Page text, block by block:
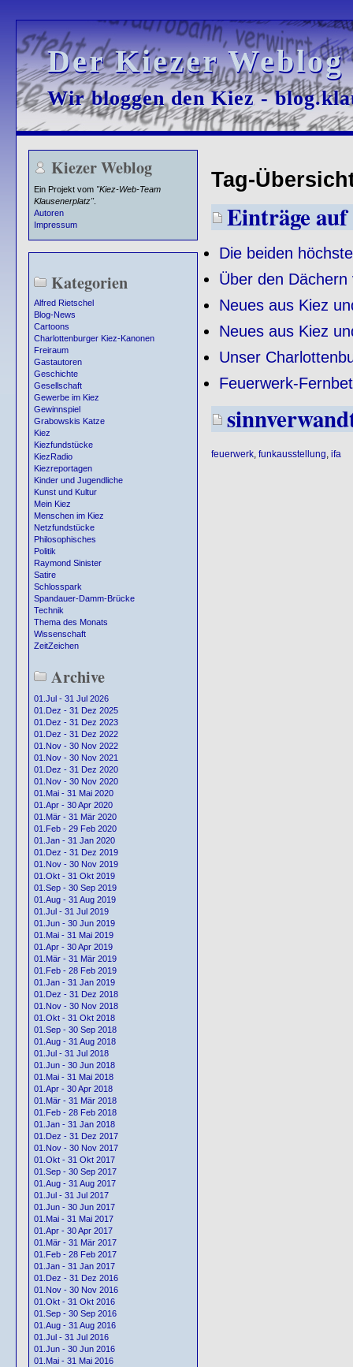
Der Kiezer
Der Kiezer
Wir bloggen den Kiez -
Wir bloggen den Kiez -
Kiezer Weblog
Ein Projekt vom "Kiez-Web-Team
Klausenerplatz".
Autoren
Impressum
Kategorien
Alfred Rietschel
Blog-News
Cartoons
Charlottenburger Kiez-Kanonen
Freiraum
Gastautoren
Geschichte
Gesellschaft
Gewerbe im Kiez
Gewinnspiel
Grabowskis Katze
Kiez
Kiezfundstücke
KiezRadio
Kiezreportagen
Kinder und Jugendliche
Kunst und Kultur
Mein Kiez
Menschen im Kiez
Netzfundstücke
Philosophisches
Politik
Raymond Sinister
Satire
Schlosspark
Spandauer-Damm-Brücke
Technik
Thema des Monats
Wissenschaft
ZeitZeichen
Archive
01.Jul - 31 Jul 2026
01.Dez - 31 Dez 2025
01.Dez - 31 Dez 2023
01.Dez - 31 Dez 2022
01.Nov - 30 Nov 2022
01.Nov - 30 Nov 2021
01.Dez - 31 Dez 2020
01.Nov - 30 Nov 2020
01.Mai - 31 Mai 2020
01.Apr - 30 Apr 2020
01.Mär - 31 Mär 2020
01.Feb - 29 Feb 2020
01.Jan - 31 Jan 2020
01.Dez - 31 Dez 2019
01.Nov - 30 Nov 2019
01.Okt - 31 Okt 2019
01.Sep - 30 Sep 2019
01.Aug - 31 Aug 2019
01.Jul - 31 Jul 2019
01.Jun - 30 Jun 2019
01.Mai - 31 Mai 2019
01.Apr - 30 Apr 2019
01.Mär - 31 Mär 2019
01.Feb - 28 Feb 2019
01.Jan - 31 Jan 2019
01.Dez - 31 Dez 2018
01.Nov - 30 Nov 2018
01.Okt - 31 Okt 2018
01.Sep - 30 Sep 2018
01.Aug - 31 Aug 2018
01.Jul - 31 Jul 2018
01.Jun - 30 Jun 2018
01.Mai - 31 Mai 2018
01.Apr - 30 Apr 2018
01.Mär - 31 Mär 2018
01.Feb - 28 Feb 2018
01.Jan - 31 Jan 2018
01.Dez - 31 Dez 2017
01.Nov - 30 Nov 2017
01.Okt - 31 Okt 2017
01.Sep - 30 Sep 2017
01.Aug - 31 Aug 2017
01.Jul - 31 Jul 2017
01.Jun - 30 Jun 2017
01.Mai - 31 Mai 2017
01.Apr - 30 Apr 2017
01.Mär - 31 Mär 2017
01.Feb - 28 Feb 2017
01.Jan - 31 Jan 2017
01.Dez - 31 Dez 2016
01.Nov - 30 Nov 2016
01.Okt - 31 Okt 2016
01.Sep - 30 Sep 2016
01.Aug - 31 Aug 2016
01.Jul - 31 Jul 2016
01.Jun - 30 Jun 2016
01.Mai - 31 Mai 2016
Tag-
Einträge
Die beiden
Über den
Neues aus Kiez
Neues aus Kiez
Unser
Feuerwerk-
feuerwerk, funkausstellung ifa